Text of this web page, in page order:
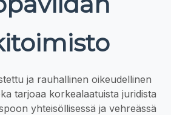
ja rauhallinen oikeudellinen
tarjoaa korkealaatuista juridista
yhteisöllisessä ja vehreässä